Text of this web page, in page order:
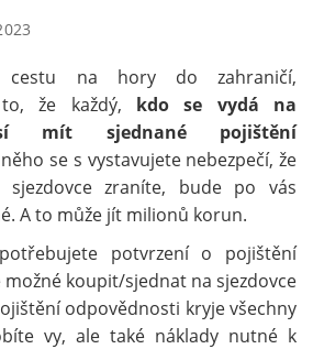
cestu na hory do zahraničí,
že každý, kdo se vydá na
mít sjednané pojištění
něho se s vystavujete nebezpečí, že
zraníte, bude po vás
A to může jít milionů korun.
potvrzení o pojištění
koupit/sjednat na sjezdovce
odpovědnosti kryje všechny
vy, ale také náklady nutné k